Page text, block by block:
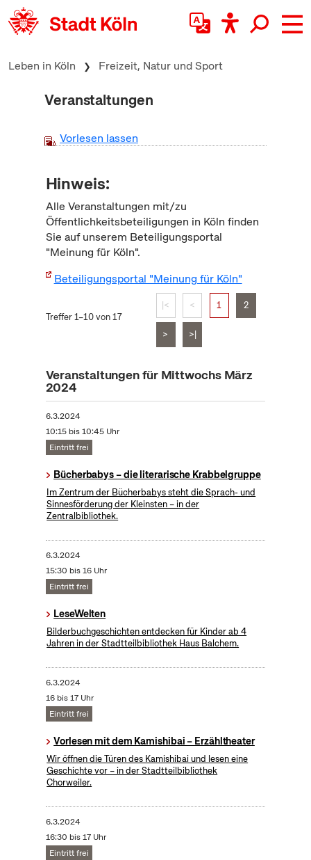
zum Inhalt springen
Leben in Köln Freizeit, Natur und Sport
Veranstaltungen
Vorlesen lassen
Hinweis:
Alle Veranstaltungen mit/zu
Öffentlichkeitsbeteiligungen in Köln finden
Sie auf unserem Beteiligungsportal
"Meinung für Köln".
Beteiligungsportal "Meinung für Köln"
Treffer 1–10 von 17
|< < 1 2
> >|
Veranstaltungen für Mittwochs März
2024
6.3.2024
10:15 bis 10:45 Uhr
Eintritt frei
Bücherbabys – die literarische Krabbelgruppe
Im Zentrum der Bücherbabys steht die Sprach- und
Sinnesförderung der Kleinsten – in der
Zentralbibliothek.
6.3.2024
15:30 bis 16 Uhr
Eintritt frei
LeseWelten
Bilderbuchgeschichten entdecken für Kinder ab 4
Jahren in der Stadtteilbibliothek Haus Balchem.
6.3.2024
16 bis 17 Uhr
Eintritt frei
Vorlesen mit dem Kamishibai – Erzähltheater
Wir öffnen die Türen des Kamishibai und lesen eine
Geschichte vor – in der Stadtteilbibliothek
Chorweiler.
6.3.2024
16:30 bis 17 Uhr
Eintritt frei